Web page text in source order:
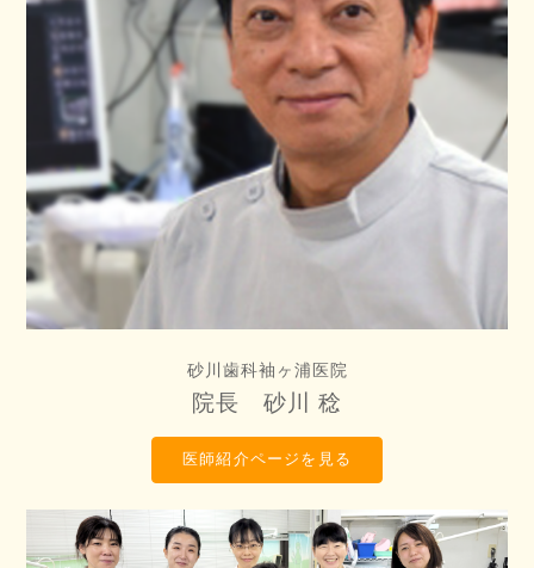
砂川歯科袖ヶ浦医院
院長 砂川 稔
医師紹介ページを見る